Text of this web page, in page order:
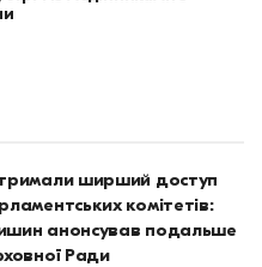
ширший доступ
комітетів:
анонсував подальше
Ради